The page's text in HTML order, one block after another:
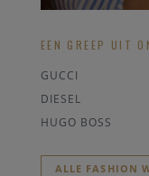
EEN GREEP UIT
GUCCI
DIESEL
HUGO BOSS
ALLE FASHION